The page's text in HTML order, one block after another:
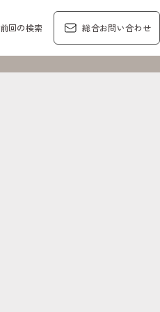
前回の検索 総合お問い合わせ